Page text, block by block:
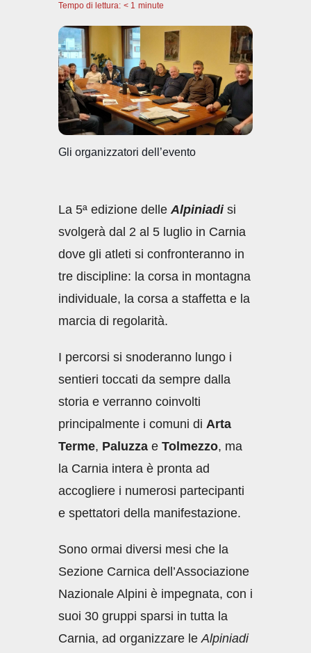
c
e
b
o
o
k
at
s
A
p
p
e
dI
n
di
vi
di
Tempo di lettura: < 1 minute
Gli organizzatori dell’evento
La 5ª edizione delleAlpiniadisi
svolgerà dal 2 al 5 luglio in Carnia
dove gli atleti si confronteranno in
tre discipline: la corsa in montagna
individuale, la corsa a staffetta e la
marcia di regolarità.
I percorsi si snoderanno lungo i
sentieri toccati da sempre dalla
storia e verranno coinvolti
principalmente i comuni di Arta
Terme, Paluzza e Tolmezzo, ma
la Carnia intera è pronta ad
accogliere i numerosi partecipanti
e spettatori della manifestazione.
Sono ormai diversi mesi che la
Sezione Carnica dell’Associazione
Nazionale Alpini è impegnata, con i
suoi 30 gruppi sparsi in tutta la
Carnia, ad organizzare leAlpiniadi